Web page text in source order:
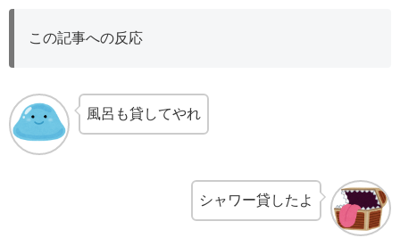
この記事への反応
風呂も貸してやれ
シャワー貸したよ